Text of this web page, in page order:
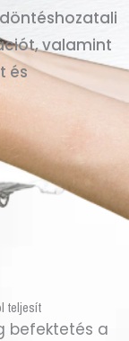
valamint
és
teljesít
befektetés a